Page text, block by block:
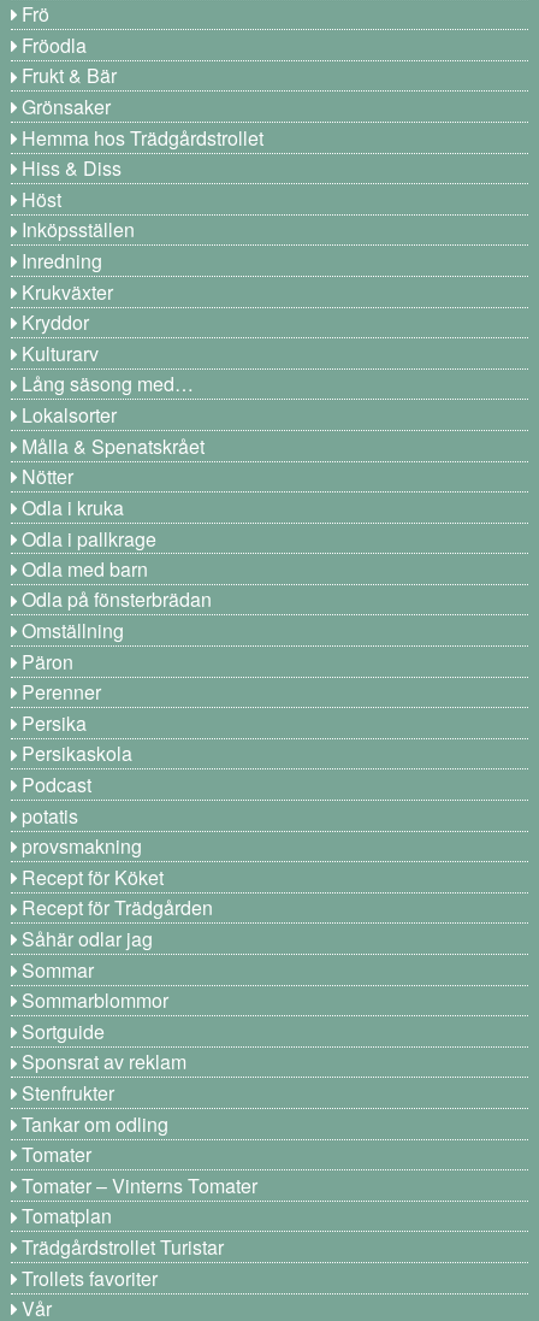
Frö
Fröodla
Frukt & Bär
Grönsaker
Hemma hos Trädgårdstrollet
Hiss & Diss
Höst
Inköpsställen
Inredning
Krukväxter
Kryddor
Kulturarv
Lång säsong med…
Lokalsorter
Målla & Spenatskrået
Nötter
Odla i kruka
Odla i pallkrage
Odla med barn
Odla på fönsterbrädan
Omställning
Päron
Perenner
Persika
Persikaskola
Podcast
potatis
provsmakning
Recept för Köket
Recept för Trädgården
Såhär odlar jag
Sommar
Sommarblommor
Sortguide
Sponsrat av reklam
Stenfrukter
Tankar om odling
Tomater
Tomater – Vinterns Tomater
Tomatplan
Trädgårdstrollet Turistar
Trollets favoriter
Vår